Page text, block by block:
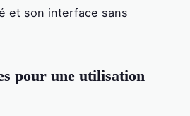
et son interface sans
pour une utilisation